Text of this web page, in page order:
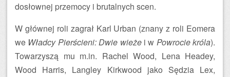
dosłownej przemocy i brutalnych scen.
W głównej roli zagrał Karl Urban (znany z roli Eomera
we Władcy Pierścieni: Dwie wieżei w Powrocie króla).
Towarzyszą mu m.in. Rachel Wood, Lena Headey,
Wood Harris, Langley Kirkwood jako Sędzia Lex,